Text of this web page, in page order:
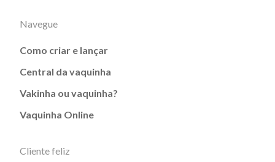
Navegue
Como criar e lançar
Central da vaquinha
Vakinha ou vaquinha?
Vaquinha Online
Cliente feliz